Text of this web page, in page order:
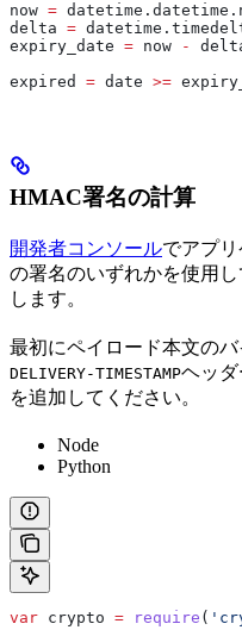
now =
delta =
expiry_date = now -
expired = date >=
HMAC署名の計算
開発者コンソールでアプ
の署名のいずれかを使用
します。
最初にペイロード本文のバ
DELIVERY-TIMESTAMPヘッダ
を追加してください。
Node
Python
var crypto = require (